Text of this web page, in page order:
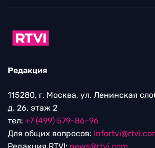
Редакция
115280, г. Москва, ул. Ленинская
д. 26, этаж 2
тел: +7 (499) 579-86-96
Для общих вопросов: